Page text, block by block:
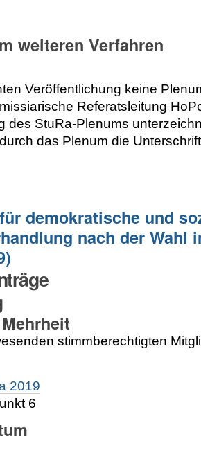
weiteren Verfahren
Veröffentlichung keine
Referatsleitung
des StuRa-Plenums
das Plenum die
demokratische und
nach der Wahl
stimmberechtigten
2019
6